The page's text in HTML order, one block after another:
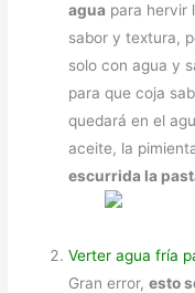
agua para hervir
sabor y textura,
solo con agua y
para que coja
quedará en el
aceite, la
escurrida la
Verter agua fría
Gran error,esto